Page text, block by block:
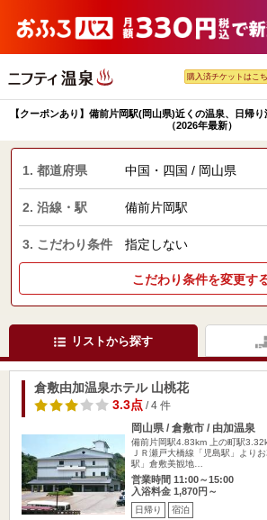
購入済チケットはこ
【クーポンあり】備前片岡駅(岡山県)近くの温泉、日帰
（2026年最新）
1. 都道府県 中国・四国 / 岡山県
2. 沿線・駅 備前片岡駅
3. こだわり条件 指定しない
こだわり条件を変更す
リストから探す
倉敷由加温泉ホテル 山桃花
3.3点/ 4 件
岡山県 / 倉敷市 / 由加温泉
備前片岡駅4.83km
上の町駅
ＪＲ瀬戸大橋線「児島駅」より
駅」倉敷美観地…
営業時間 11:00～15:00
入浴料金 1,870円～
日帰り 宿泊